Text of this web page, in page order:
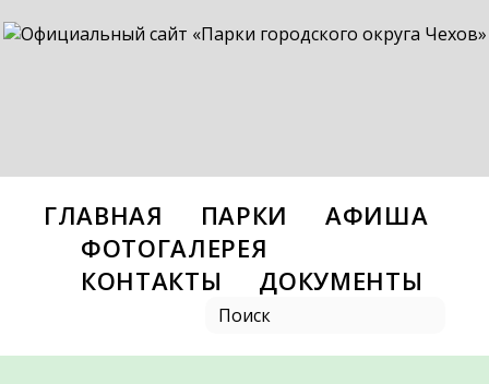
ГЛАВНАЯ ПАРКИ
АФИША
ФОТОГАЛЕРЕЯ
КОНТАКТЫ
ДОКУМЕНТЫ